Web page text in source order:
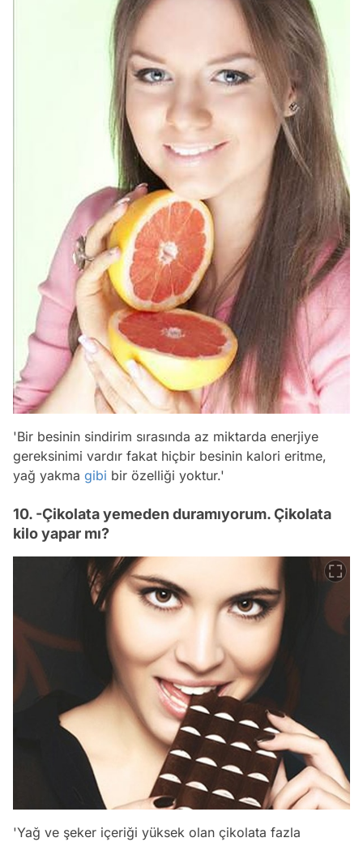
'Bir besinin sindirim sırasında az miktarda enerjiye
gereksinimi vardır fakat hiçbir besinin kalori eritme,
yağ yakma gibi bir özelliği yoktur.'
10. -Çikolata yemeden duramıyorum. Çikolata
kilo yapar mı?
'Yağ ve şeker içeriği yüksek olan çikolata fazla